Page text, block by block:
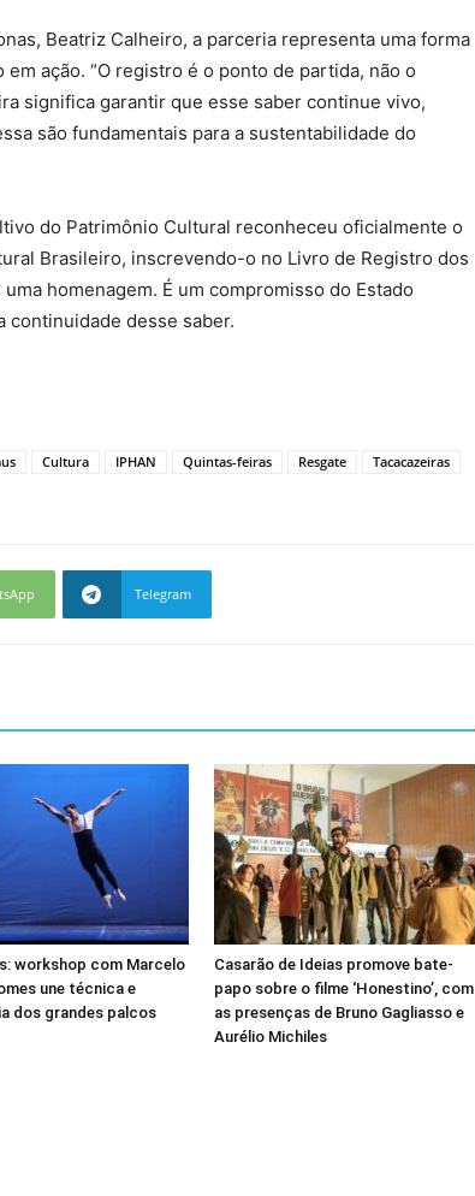
Beatriz Calheiro, a parceria representa uma forma
ação. “O registro é o ponto de partida, não o
significa garantir que esse saber continue vivo,
são fundamentais para a sustentabilidade do
do Patrimônio Cultural reconheceu oficialmente o
Brasileiro, inscrevendo-o no Livro de Registro dos
homenagem. É um compromisso do Estado
continuidade desse saber.
Cultura IPHAN Quintas-feiras Resgate
Tacacazeiras
Telegram
workshop com Marcelo
une técnica e
dos grandes palcos
Casarão de Ideias promove bate-
papo sobre o filme ‘Honestino’, com
as presenças de Bruno Gagliasso e
Aurélio Michiles